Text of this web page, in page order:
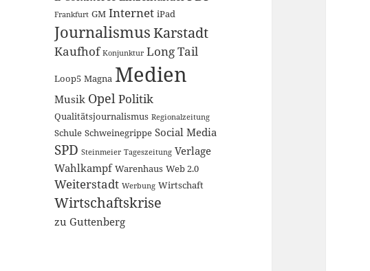
Frankfurt GM Internet iPad
JournalismusKarstadt
Kaufhof Konjunktur Long Tail
Loop5 Magna Medien
Musik OpelPolitik
Qualitätsjournalismus Regionalzeitung
Schule Schweinegrippe Social Media
SPD Steinmeier Tageszeitung Verlage
Wahlkampf Warenhaus Web 2.0
Weiterstadt Werbung Wirtschaft
Wirtschaftskrise
zu Guttenberg